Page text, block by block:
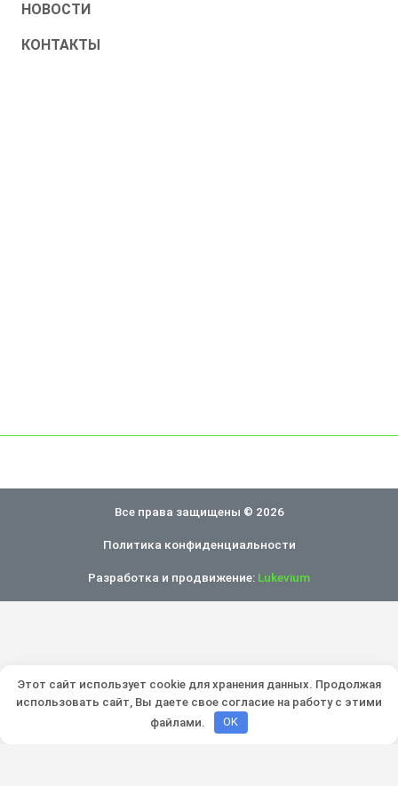
НОВОСТИ
КОНТАКТЫ
Все права защищены © 2026
Политика конфиденциальности
Разработка и продвижение: Lukevium
Этот сайт использует cookie для хранения данных. Продолжая
использовать сайт, Вы даете свое согласие на работу с этими
файлами.
OK